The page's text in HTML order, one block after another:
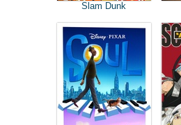
Slam Dunk